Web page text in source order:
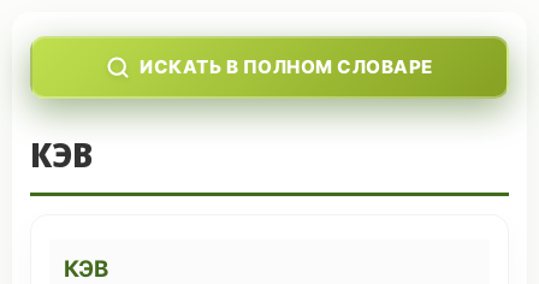
ИСКАТЬ В ПОЛНОМ СЛОВАРЕ
КЭВ
КЭВ